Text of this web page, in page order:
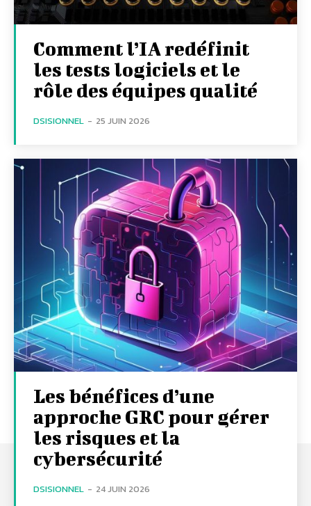
Comment l’IA redéfinit
les tests logiciels et le
rôle des équipes qualité
DSISIONNEL - 25 JUIN 2026
Les bénéfices d’une
approche GRC pour gérer
les risques et la
cybersécurité
DSISIONNEL - 24 JUIN 2026